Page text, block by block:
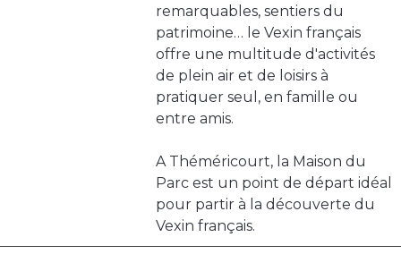
remarquables, sentiers du
patrimoine… le Vexin français
offre une multitude d'activités
de plein air et de loisirs à
pratiquer seul, en famille ou
entre amis.
A Théméricourt, la Maison du
Parc est un point de départ idéal
pour partir à la découverte du
Vexin français.